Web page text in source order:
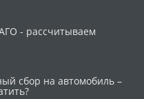
- рассчитываем
сбор на автомобиль –